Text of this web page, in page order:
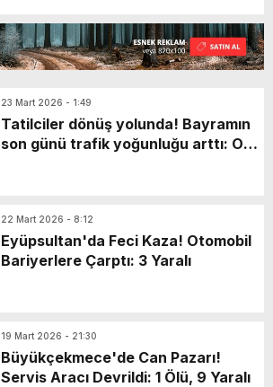
23 Mart 2026 - 1:49
Tatilciler dönüş yolunda! Bayramın
son günü trafik yoğunluğu arttı: O
22 Mart 2026 - 8:12
Eyüpsultan'da Feci Kaza! Otomobil
Bariyerlere Çarptı: 3 Yaralı
19 Mart 2026 - 21:30
Büyükçekmece'de Can Pazarı!
Servis Aracı Devrildi: 1 Ölü, 9 Yaralı